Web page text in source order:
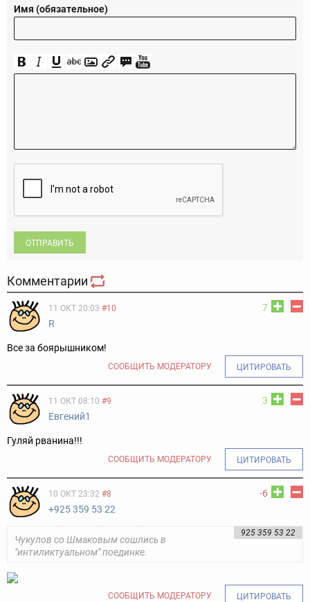
Имя (обязательное)
ОТПРАВИТЬ
Комментарии
7
11 ОКТ 20:03 #10
R
Все за боярышником!
СООБЩИТЬ МОДЕРАТОРУ ЦИТИРОВАТЬ
3
11 ОКТ 08:10 #9
Евгений1
Гуляй рванина!!!
СООБЩИТЬ МОДЕРАТОРУ ЦИТИРОВАТЬ
-6
10 ОКТ 23:32 #8
+925 359 53 22
925 359 53 22
Чукулов со Шмаковым сошлись в
"интиликтуальном" поединке.
СООБЩИТЬ МОДЕРАТОРУ ЦИТИРОВАТЬ